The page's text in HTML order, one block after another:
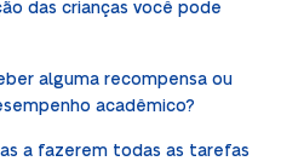
das crianças você pode
alguma recompensa ou
acadêmico?
a fazerem todas as tarefas